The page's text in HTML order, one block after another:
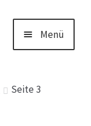
Menü
Seite 3